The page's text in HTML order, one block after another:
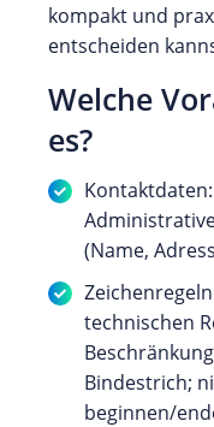
kompakt und
entscheiden
Welche
es?
(Name,
technischen
Bindestrich;
beginnen/